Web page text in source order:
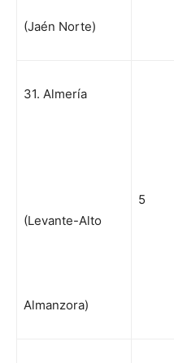
(Jaén Norte)
31. Almería
(Levante-Alto
Almanzora)
5